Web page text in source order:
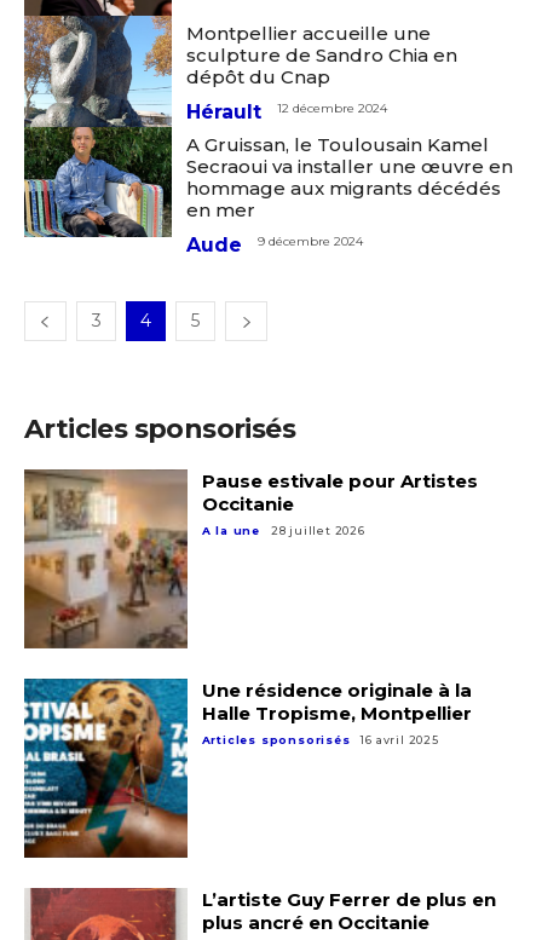
J'accepte lestermes et conditions
* Champ obligatoire
Prénom
Statut / Organisation
J'accepte lestermes et conditions
Montpellier accueille une
sculpture de Sandro Chia en
dépôt du Cnap
Hérault
12 décembre 2024
A Gruissan, le Toulousain Kamel
Secraoui va installer une œuvre en
hommage aux migrants décédés
en mer
Aude
9 décembre 2024
3 4 5
Articles sponsorisés
Pause estivale pour Artistes
Occitanie
A la une 28 juillet 2026
Une résidence originale à la
Halle Tropisme, Montpellier
Articles sponsorisés 16 avril 2025
L’artiste Guy Ferrer de plus en
plus ancré en Occitanie